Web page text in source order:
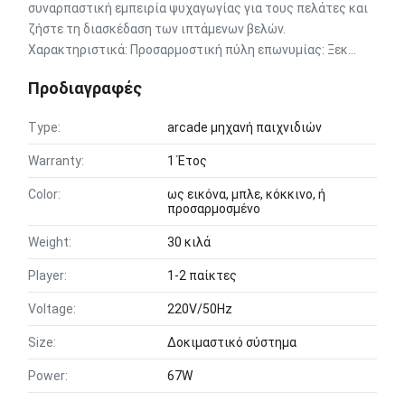
συναρπαστική εμπειρία ψυχαγωγίας για τους πελάτες και
ζήστε τη διασκέδαση των ιπτάμενων βελών.
Χαρακτηριστικά: Προσαρμοστική πύλη επωνυμίας: Ξεκ...
Προδιαγραφές
Type: arcade μηχανή παιχνιδιών
Warranty: 1 Έτος
Color:
ως εικόνα, μπλε, κόκκινο, ή
προσαρμοσμένο
Weight: 30 κιλά
Player: 1-2 παίκτες
Voltage: 220V/50Hz
Size: Δοκιμαστικό σύστημα
Power: 67W